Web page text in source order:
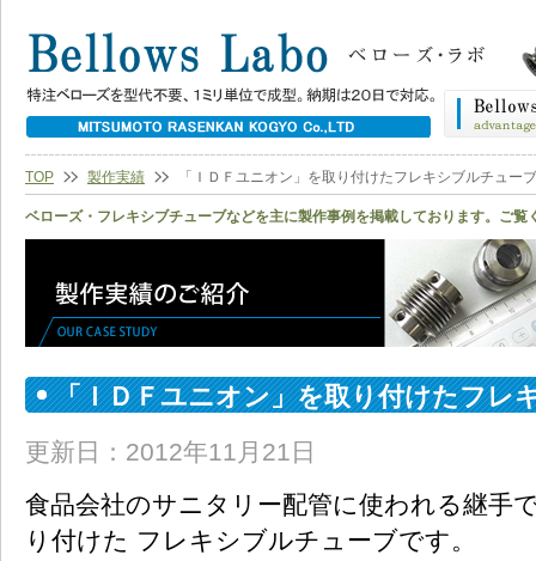
TOP 製作実績 「ＩＤＦユニオン」を取り付けたフレキシブルチューブ
ベローズ・フレキシブチューブなどを主に製作事例を掲載しております。ご覧
「ＩＤＦユニオン」を取り付けたフレ
更新日：2012年11月21日
食品会社のサニタリー配管に使われる継手
り付けた フレキシブルチューブです。